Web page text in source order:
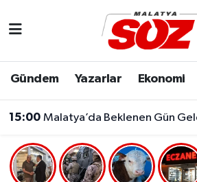
Gündem Yazarlar Ekonomi
15:00 Malatya’da Beklenen Gün Geldi! Yarın
Dünya
Eğitim
Malatya Nöbetçi Eczaneler
Malatya Namaz Vakitleri
Malatya Trafik Yoğunluk